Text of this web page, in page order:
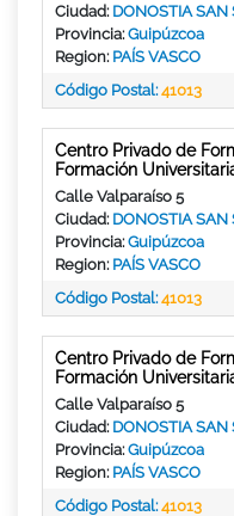
Ciudad: DONOSTIA SAN
Provincia:Guipúzcoa
Region: PAÍS VASCO
Código Postal:41013
Centro Privado de
Formación
Calle Valparaíso 5
Ciudad: DONOSTIA SAN
Provincia:Guipúzcoa
Region: PAÍS VASCO
Código Postal:41013
Centro Privado de
Formación
Calle Valparaíso 5
Ciudad: DONOSTIA SAN
Provincia:Guipúzcoa
Region: PAÍS VASCO
Código Postal:41013